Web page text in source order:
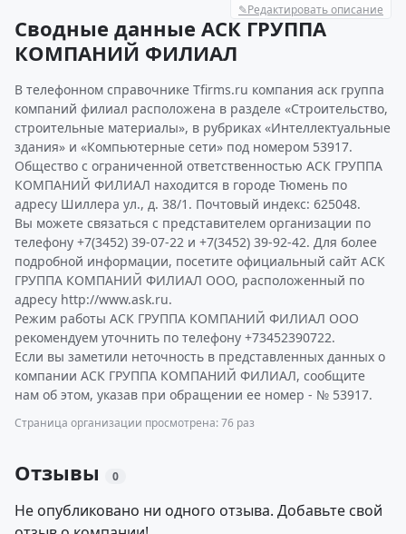
✎Редактировать описание
Сводные данные АСК ГРУППА
КОМПАНИЙ ФИЛИАЛ
В телефонном справочнике Tfirms.ru компания аск группа
компаний филиал расположена в разделе «Строительство,
строительные материалы», в рубриках «Интеллектуальные
здания» и «Компьютерные сети» под номером 53917.
Общество с ограниченной ответственностью АСК ГРУППА
КОМПАНИЙ ФИЛИАЛ находится в городе Тюмень по
адресу Шиллера ул., д. 38/1. Почтовый индекс: 625048.
Вы можете связаться с представителем организации по
телефону +7(3452) 39-07-22 и +7(3452) 39-92-42. Для более
подробной информации, посетите официальный сайт АСК
ГРУППА КОМПАНИЙ ФИЛИАЛ ООО, расположенный по
адресу http://www.ask.ru.
Режим работы АСК ГРУППА КОМПАНИЙ ФИЛИАЛ ООО
рекомендуем уточнить по телефону +73452390722.
Если вы заметили неточность в представленных данных о
компании АСК ГРУППА КОМПАНИЙ ФИЛИАЛ, сообщите
нам об этом, указав при обращении ее номер - № 53917.
Страница организации просмотрена: 76 раз
Отзывы 0
Не опубликовано ни одного отзыва. Добавьте свой